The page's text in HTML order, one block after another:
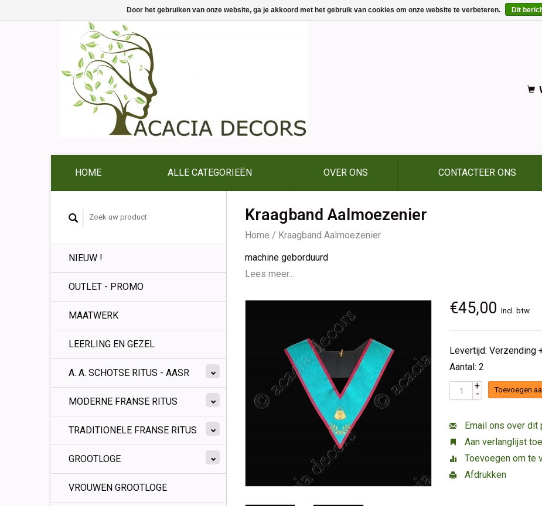
HOME ALLE CATEGORIEËN OVER ONS CONTACTEER ONS
NIEUW !
OUTLET - PROMO
MAATWERK
LEERLING EN GEZEL
A. A. SCHOTSE RITUS - AASR
MODERNE FRANSE RITUS
TRADITIONELE FRANSE RITUS
GROOTLOGE
VROUWEN GROOTLOGE
Kraagband Aalmoezenier
Home / Kraagband Aalmoezenier
machine geborduurd
Lees meer...
€45,00Incl. btw
Levertijd: Verzending
Aantal: 2
+
- Toevoegen
Email ons over dit
Aan verlanglijst
Toevoegen om te
Afdrukken
Door het gebruiken van onze website, ga je akkoord met het gebruik van cookies om onze website te verbeteren. Dit